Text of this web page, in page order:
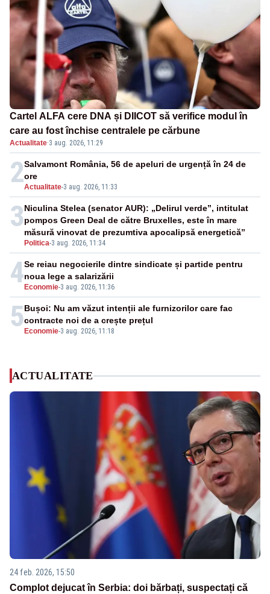
Cartel ALFA cere DNA și DIICOT să verifice modul în
care au fost închise centralele pe cărbune
Actualitate·3 aug. 2026, 11:29
2Actualitate-3 aug. 2026, 11:33
Salvamont România, 56 de apeluri de urgență în 24 de
ore
3
Politica-3 aug. 2026, 11:34
Niculina Stelea (senator AUR): „Delirul verde”, intitulat
pompos Green Deal de către Bruxelles, este în mare
măsură vinovat de prezumtiva apocalipsă energetică”
4 Economie-3 aug. 2026, 11:36
Se reiau negocierile dintre sindicate și partide pentru
noua lege a salarizării
5 Economie-3 aug. 2026, 11:18
Bușoi: Nu am văzut intenții ale furnizorilor care fac
contracte noi de a crește prețul
ACTUALITATE
24 feb. 2026, 15:50
Complot dejucat în Serbia: doi bărbați, suspectați că